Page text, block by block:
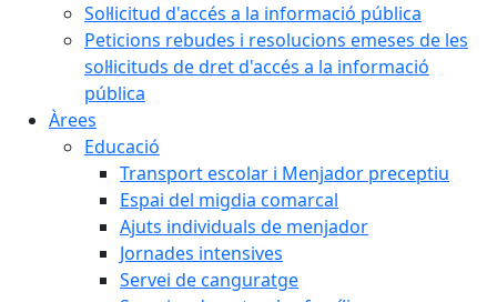
Sol·licitud d'accés a la informació pública
Peticions rebudes i resolucions emeses de les
sol·licituds de dret d'accés a la informació
pública
Àrees
Educació
Transport escolar i Menjador preceptiu
Espai del migdia comarcal
Ajuts individuals de menjador
Jornades intensives
Servei de canguratge